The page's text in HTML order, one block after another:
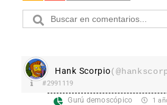
Hank Scorpio
#2991119
Gurú demoscópico 1